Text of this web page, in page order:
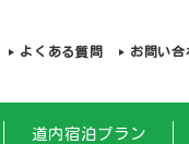
よくある質問 お問い合
道内宿泊プラン